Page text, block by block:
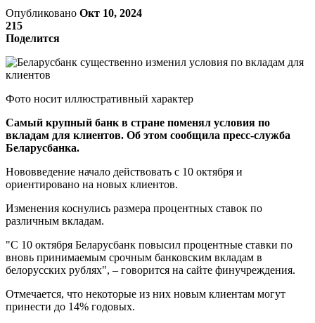
Опубликовано Окт 10, 2024
215
Поделится
Фото носит иллюстративный характер
Самый крупный банк в стране поменял условия по
вкладам для клиентов. Об этом сообщила пресс-служба
Беларусбанка.
Нововведение начало действовать с 10 октября и
ориентировано на новых клиентов.
Изменения коснулись размера процентных ставок по
различным вкладам.
"С 10 октября Беларусбанк повысил процентные ставки по
вновь принимаемым срочным банковским вкладам в
белорусских рублях", – говорится на сайте финучреждения.
Отмечается, что некоторые из них новым клиентам могут
принести до 14% годовых.